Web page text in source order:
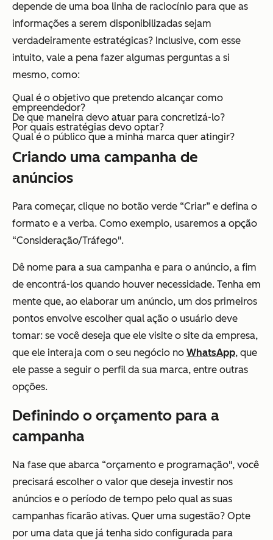
depende de uma boa linha de raciocínio para que as
informações a serem disponibilizadas sejam
verdadeiramente estratégicas? Inclusive, com esse
intuito, vale a pena fazer algumas perguntas a si
mesmo, como:
Qual é o objetivo que pretendo alcançar como
empreendedor?
De que maneira devo atuar para concretizá-lo?
Por quais estratégias devo optar?
Qual é o público que a minha marca quer atingir?
Criando uma campanha de
anúncios
Para começar, clique no botão verde “Criar” e defina o
formato e a verba. Como exemplo, usaremos a opção
“Consideração/Tráfego".
Dê nome para a sua campanha e para o anúncio, a fim
de encontrá-los quando houver necessidade. Tenha em
mente que, ao elaborar um anúncio, um dos primeiros
pontos envolve escolher qual ação o usuário deve
tomar: se você deseja que ele visite o site da empresa,
que ele interaja com o seu negócio no WhatsApp, que
ele passe a seguir o perfil da sua marca, entre outras
opções.
Definindo o orçamento para a
campanha
Na fase que abarca “orçamento e programação", você
precisará escolher o valor que deseja investir nos
anúncios e o período de tempo pelo qual as suas
campanhas ficarão ativas. Quer uma sugestão? Opte
por uma data que já tenha sido configurada para